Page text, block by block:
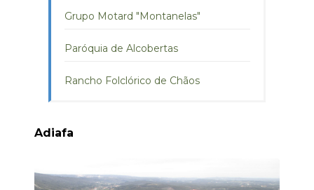
Grupo Motard "Montanelas"
Paróquia de Alcobertas
Rancho Folclórico de Chãos
Adiafa